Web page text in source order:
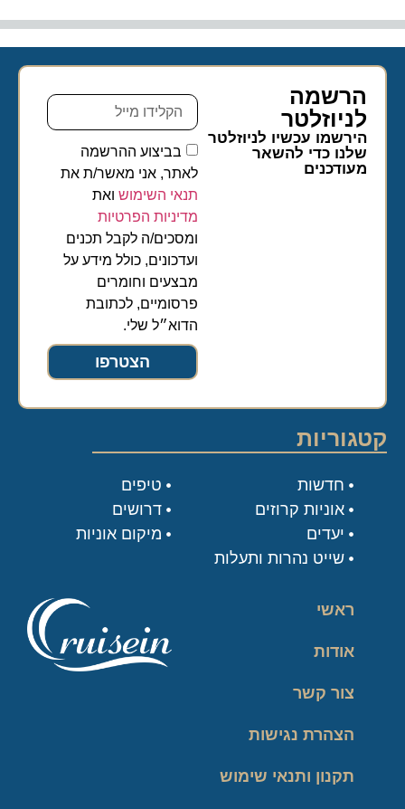
הרשמה
לניוזלטר​
הירשמו עכשיו לניוזלטר
שלנו כדי להשאר
מעודכנים
בביצוע ההרשמה
לאתר, אני מאשר/ת את
תנאי השימושואת
מדיניות הפרטיות
ומסכים/ה לקבל תכנים
ועדכונים, כולל מידע על
מבצעים וחומרים
פרסומיים, לכתובת
הדוא״ל שלי.
הצטרפו
ראשי
אודות
צור קשר
הצהרת נגישות
תקנון ותנאי שימוש
קטגוריות
טיפים
דרושים
מיקום אוניות
חדשות
אוניות קרוזים
יעדים
שייט נהרות ותעלות